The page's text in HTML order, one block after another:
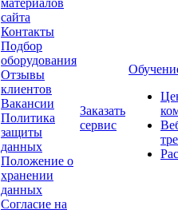
материалов
сайта
Контакты
Подбор
оборудования
Отзывы
клиентов
Вакансии
Политика
защиты
данных
Положение о
хранении
данных
Согласие на
Заказать
сервис